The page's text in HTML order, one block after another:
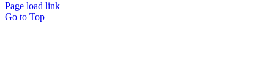
Page load link
Go to Top